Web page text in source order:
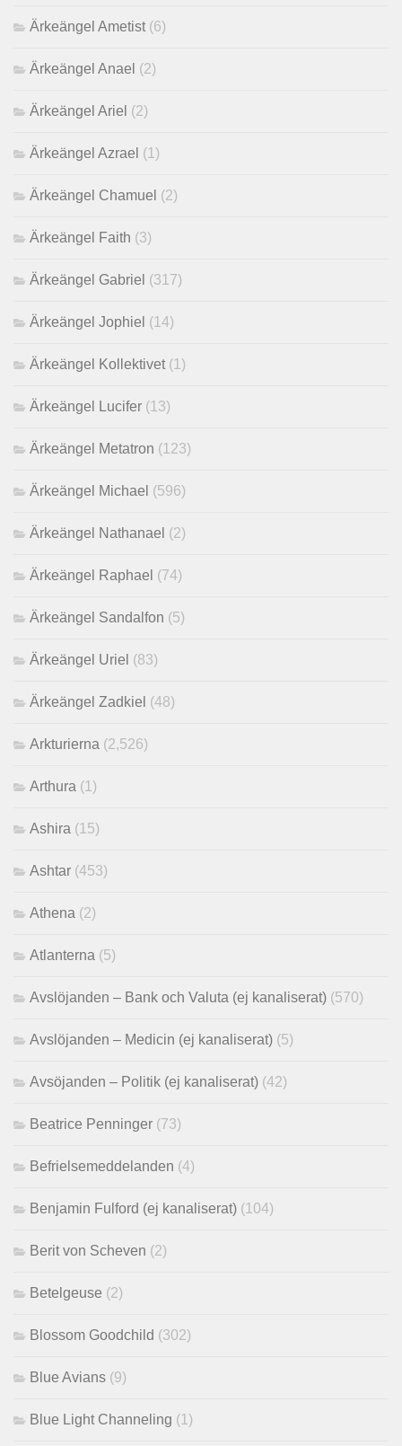
Ärkeängel Ametist (6)
Ärkeängel Anael (2)
Ärkeängel Ariel (2)
Ärkeängel Azrael (1)
Ärkeängel Chamuel (2)
Ärkeängel Faith (3)
Ärkeängel Gabriel (317)
Ärkeängel Jophiel (14)
Ärkeängel Kollektivet (1)
Ärkeängel Lucifer (13)
Ärkeängel Metatron (123)
Ärkeängel Michael (596)
Ärkeängel Nathanael (2)
Ärkeängel Raphael (74)
Ärkeängel Sandalfon (5)
Ärkeängel Uriel (83)
Ärkeängel Zadkiel (48)
Arkturierna (2,526)
Arthura (1)
Ashira (15)
Ashtar (453)
Athena (2)
Atlanterna (5)
Avslöjanden – Bank och Valuta (ej kanaliserat) (570)
Avslöjanden – Medicin (ej kanaliserat) (5)
Avsöjanden – Politik (ej kanaliserat) (42)
Beatrice Penninger (73)
Befrielsemeddelanden (4)
Benjamin Fulford (ej kanaliserat) (104)
Berit von Scheven (2)
Betelgeuse (2)
Blossom Goodchild (302)
Blue Avians (9)
Blue Light Channeling (1)